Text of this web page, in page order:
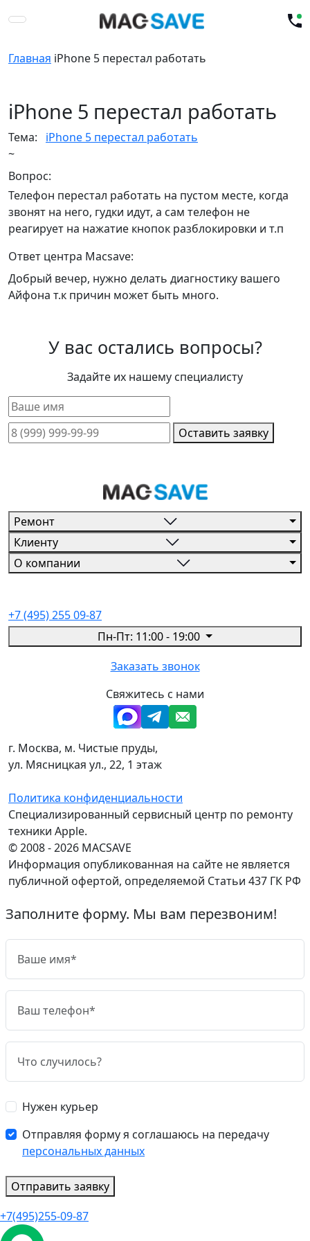
Главная iPhone 5 перестал работать
iPhone 5 перестал работать
Тема:
iPhone 5 перестал работать
~
Вопрос:
Телефон перестал работать на пустом месте, когда
звонят на него, гудки идут, а сам телефон не
реагирует на нажатие кнопок разблокировки и т.п
Ответ центра Macsave:
Добрый вечер, нужно делать диагностику вашего
Айфона т.к причин может быть много.
У вас остались вопросы?
Задайте их нашему специалисту
Оставить заявку
Ремонт
Клиенту
О компании
+7 (495) 255 09-87
Пн-Пт: 11:00 - 19:00
Заказать звонок
Свяжитесь с нами
г. Москва, м. Чистые пруды,
ул. Мясницкая ул., 22, 1 этаж
Политика конфиденциальности
Специализированный сервисный центр по ремонту
техники Apple.
© 2008 - 2026 MACSAVE
Информация опубликованная на сайте не является
публичной офертой, определяемой Статьи 437 ГК РФ
Заполните форму. Мы вам перезвоним!
Нужен курьер
Отправляя форму я соглашаюсь на передачу
персональных данных
Отправить заявку
+7(495)255-09-87